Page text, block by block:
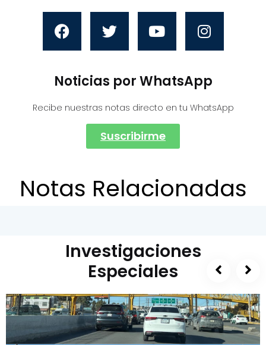
Noticias por WhatsApp
Recibe nuestras notas directo en tu WhatsApp
Suscribirme
Notas Relacionadas
Investigaciones
Especiales